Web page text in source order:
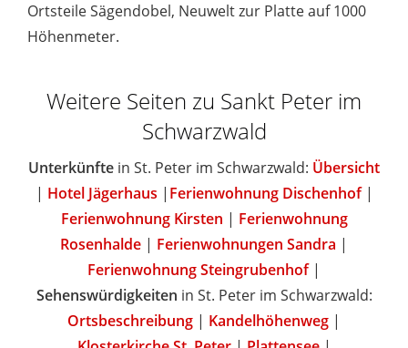
Ortsteile Sägendobel, Neuwelt zur Platte auf 1000
Höhenmeter.
Weitere Seiten zu Sankt Peter im
Schwarzwald
Unterkünfte in St. Peter im Schwarzwald: Übersicht
| Hotel Jägerhaus | Ferienwohnung Dischenhof|
Ferienwohnung Kirsten | Ferienwohnung
Rosenhalde | Ferienwohnungen Sandra |
Ferienwohnung Steingrubenhof|
Sehenswürdigkeiten in St. Peter im Schwarzwald:
Ortsbeschreibung | Kandelhöhenweg |